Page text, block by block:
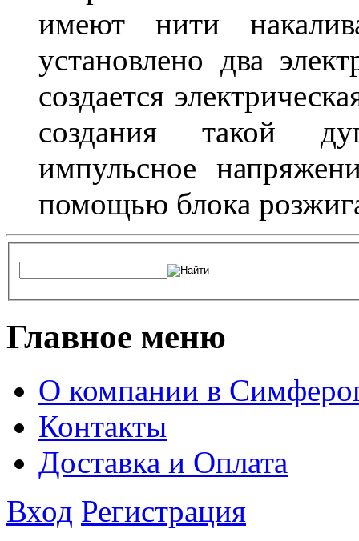
имеют нити
установлено два
создается
создания такой
импульсное
помощью блока
Главное меню
О компании в
Контакты
Доставка и Оплата
Вход Регистрация